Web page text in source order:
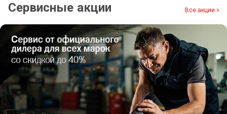
Сервисные акции Все акции